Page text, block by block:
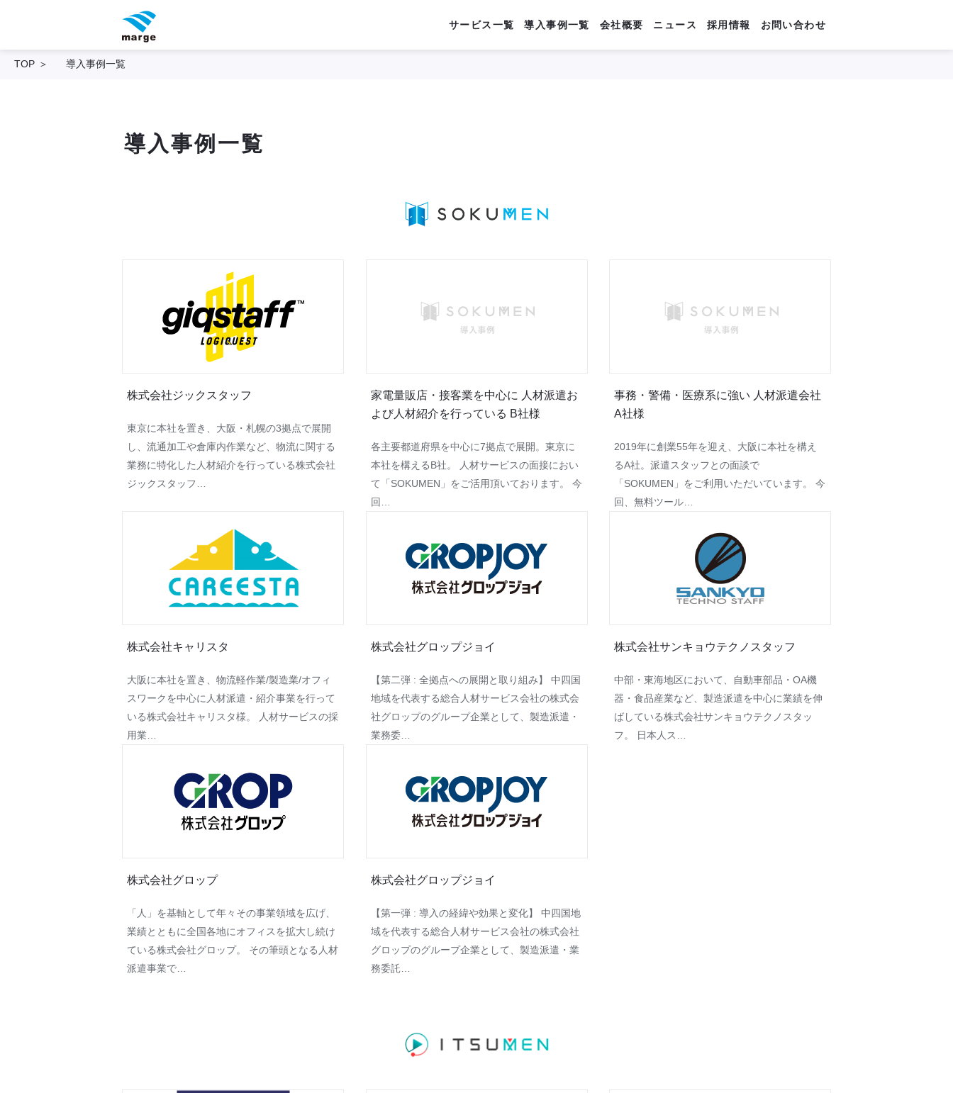
サービス一覧 導入事例一覧 会社概要 ニュース 採用情報 お問い合わせ
TOP 導入事例一覧
導入事例一覧
株式会社ジックスタッフ
東京に本社を置き、大阪・札幌の3拠点で展開
し、流通加工や倉庫内作業など、物流に関する
業務に特化した人材紹介を行っている株式会社
ジックスタッフ…
家電量販店・接客業を中心に 人材派遣お
よび人材紹介を行っている B社様
各主要都道府県を中心に7拠点で展開。東京に
本社を構えるB社。 人材サービスの面接におい
て「SOKUMEN」をご活用頂いております。 今
回…
事務・警備・医療系に強い 人材派遣会社
A社様
2019年に創業55年を迎え、大阪に本社を構え
るA社。派遣スタッフとの面談で
「SOKUMEN」をご利用いただいています。 今
回、無料ツール…
株式会社キャリスタ
大阪に本社を置き、物流軽作業/製造業/オフィ
スワーク​​を中心に人材派遣・紹介事業を行って
いる株式会社キャリスタ様。 人材サービスの採
用業…
株式会社グロップジョイ
【第二弾 : 全拠点への展開と取り組み】 中四国
地域を代表する総合人材サービス会社の株式会
社グロップのグループ企業として、製造派遣・
業務委…
株式会社サンキョウテクノスタッフ
中部・東海地区において、自動車部品・OA機
器・食品産業など、製造派遣を中心に業績を伸
ばしている株式会社サンキョウテクノスタッ
フ。 日本人ス…
株式会社グロップ
「人」を基軸として年々その事業領域を広げ、
業績とともに全国各地にオフィスを拡大し続け
ている株式会社グロップ。 その筆頭となる人材
派遣事業で…
株式会社グロップジョイ
【第一弾 : 導入の経緯や効果と変化】 中四国地
域を代表する総合人材サービス会社の株式会社
グロップのグループ企業として、製造派遣・業
務委託…